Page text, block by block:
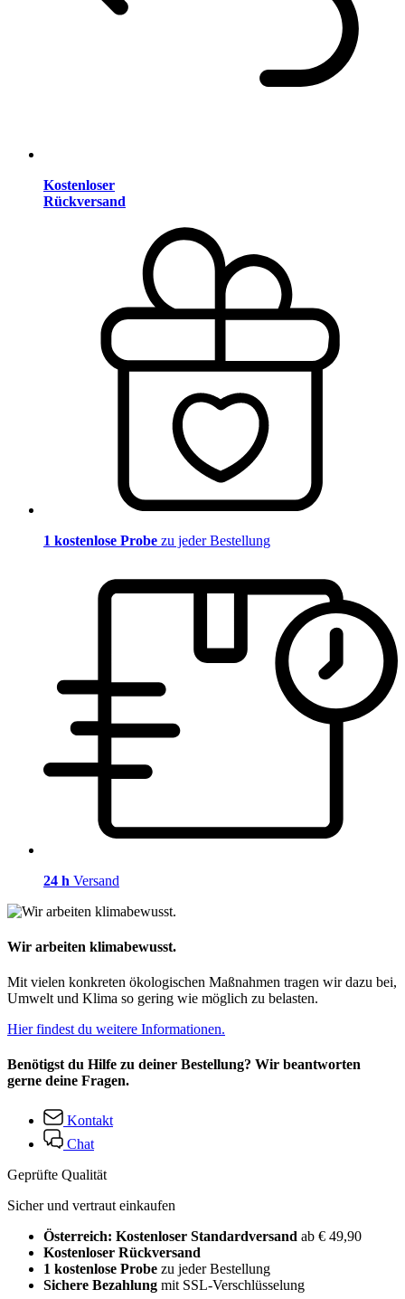
Kostenloser
Rückversand
1 kostenlose Probe zu jeder Bestellung
24 h Versand
Wir arbeiten klimabewusst.
Mit vielen konkreten ökologischen Maßnahmen tragen wir dazu bei,
Umwelt und Klima so gering wie möglich zu belasten.
Hier findest du weitere Informationen.
Benötigst du Hilfe zu deiner Bestellung? Wir beantworten
gerne deine Fragen.
Kontakt
Chat
Geprüfte Qualität
Sicher und vertraut einkaufen
Österreich: Kostenloser Standardversand ab € 49,90
Kostenloser Rückversand
1 kostenlose Probe zu jeder Bestellung
Sichere Bezahlung mit SSL-Verschlüsselung